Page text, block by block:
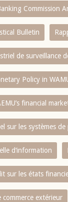
Commission
Bulletin
de surveillance
Policy in
financial
sur les systèmes de
d‘information
sur les états
commerce extérieur